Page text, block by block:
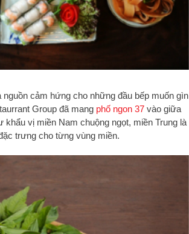
cảm hứng cho những đầu bếp muốn gìn
Group đã mang phố ngon 37 vào giữa
vị miền Nam chuộng ngọt, miền Trung là
trưng cho từng vùng miền.